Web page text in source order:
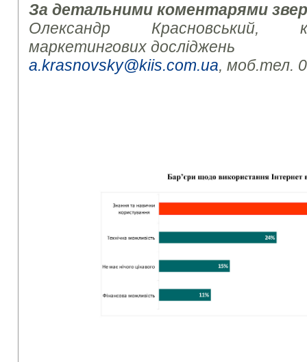
За детальними коментарями
Олександр Красновський,
маркетингових досліджень
a.krasnovsky@kiis.com.ua, моб.тел.